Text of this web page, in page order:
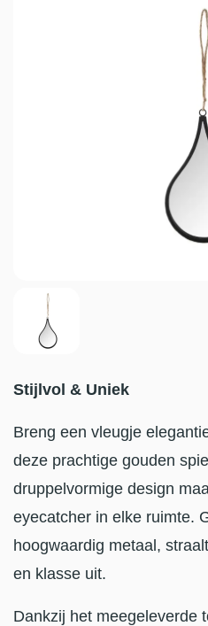
Stijlvol & Uniek
Breng een vleugje
deze prachtige gouden
druppelvormige design
eyecatcher in elke ruimte.
hoogwaardig metaal,
en klasse uit.
Dankzij het meegeleverde